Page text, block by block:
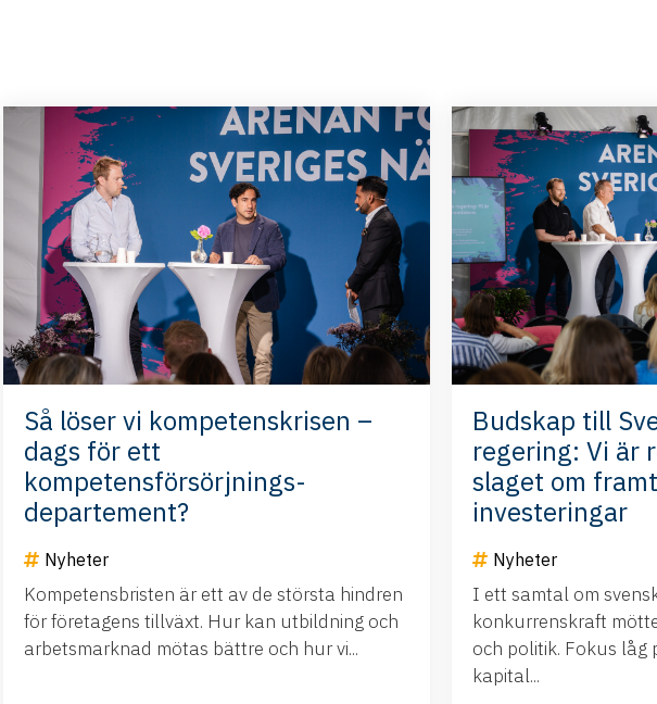
Så löser vi kompetenskrisen –
dags för ett
kompetensförsörjnings-
departement?
Nyheter
Kompetensbristen är ett av de största hindren
för företagens tillväxt. Hur kan utbildning och
arbetsmarknad mötas bättre och hur vi...
Budskap till
regering: Vi är
slaget om
investeringar
Nyheter
I ett samtal om
konkurrenskraft
och politik. Fokus låg
kapital...